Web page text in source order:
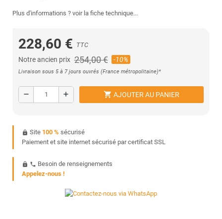
Plus d'informations ? voir la fiche technique...
228,60 € TTC
Notre ancien prix 254,00 € -10%
Livraison sous 5 à 7 jours ouvrés (France métropolitaine)*
remove add shopping_cart AJOUTER AU PANIER
https Site 100 % sécurisé
Paiement et site internet sécurisé par certificat SSL
https phone Besoin de renseignements
Appelez-nous !